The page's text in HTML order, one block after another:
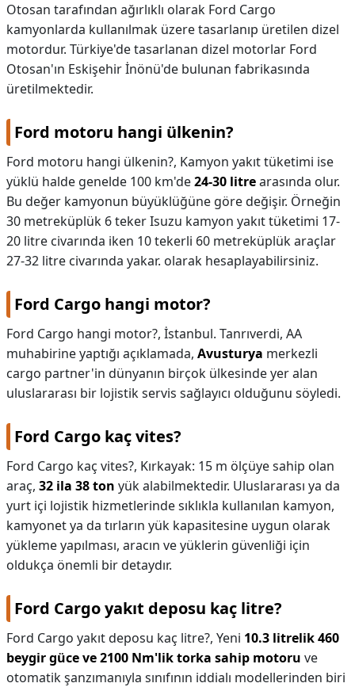
Otosan tarafından ağırlıklı olarak Ford Cargo
kamyonlarda kullanılmak üzere tasarlanıp üretilen dizel
motordur. Türkiye'de tasarlanan dizel motorlar Ford
Otosan'ın Eskişehir İnönü'de bulunan fabrikasında
üretilmektedir.
Ford motoru hangi ülkenin?
Ford motoru hangi ülkenin?, Kamyon yakıt tüketimi ise
yüklü halde genelde 100 km'de24-30 litrearasında olur.
Bu değer kamyonun büyüklüğüne göre değişir. Örneğin
30 metreküplük 6 teker Isuzu kamyon yakıt tüketimi 17-
20 litre civarında iken 10 tekerli 60 metreküplük araçlar
27-32 litre civarında yakar. olarak hesaplayabilirsiniz.
Ford Cargo hangi motor?
Ford Cargo hangi motor?, İstanbul. Tanrıverdi, AA
muhabirine yaptığı açıklamada, Avusturya merkezli
cargo partner'in dünyanın birçok ülkesinde yer alan
uluslararası bir lojistik servis sağlayıcı olduğunu söyledi.
Ford Cargo kaç vites?
Ford Cargo kaç vites?, Kırkayak: 15 m ölçüye sahip olan
araç, 32 ila 38 ton yük alabilmektedir. Uluslararası ya da
yurt içi lojistik hizmetlerinde sıklıkla kullanılan kamyon,
kamyonet ya da tırların yük kapasitesine uygun olarak
yükleme yapılması, aracın ve yüklerin güvenliği için
oldukça önemli bir detaydır.
Ford Cargo yakıt deposu kaç litre?
Ford Cargo yakıt deposu kaç litre?, Yeni 10.3 litrelik 460
beygir güce ve 2100 Nm'lik torka sahip motoru ve
otomatik şanzımanıyla sınıfının iddialı modellerinden biri